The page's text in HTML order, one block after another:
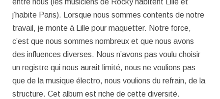
entre nous (les musiciens de Rocky habitent Lille et
j’habite Paris). Lorsque nous sommes contents de notre
travail, je monte à Lille pour maquetter. Notre force,
c’est que nous sommes nombreux et que nous avons
des influences diverses. Nous n’avons pas voulu choisir
un registre qui nous aurait limité, nous ne voulions pas
que de la musique électro, nous voulions du refrain, de la
structure. Cet album est riche de cette diversité.